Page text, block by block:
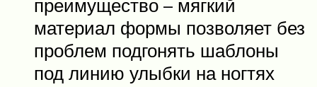
преимущество – мягкий
материал формы позволяет без
проблем подгонять шаблоны
под линию улыбки на ногтях